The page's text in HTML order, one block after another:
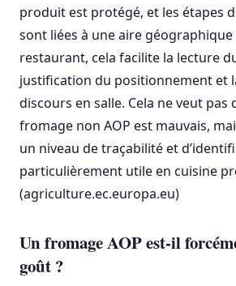
produit est protégé, et les étapes
sont liées à une aire
restaurant, cela facilite la lecture
justification du positionnement et
discours en salle. Cela ne veut pas
fromage non AOP est mauvais,
un niveau de traçabilité et
particulièrement utile en cuisine
(agriculture.ec.europa.eu)
Un fromage AOP est-il
goût ?